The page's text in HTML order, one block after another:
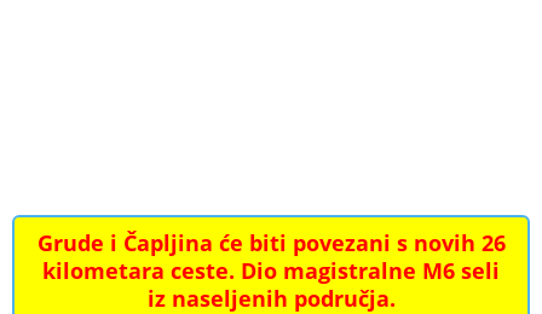
Grude i Čapljina će biti povezani s novih 26
kilometara ceste. Dio magistralne M6 seli
iz naseljenih područja.